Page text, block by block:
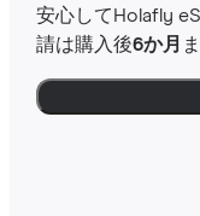
安心してHolafly
請は購入後6か月